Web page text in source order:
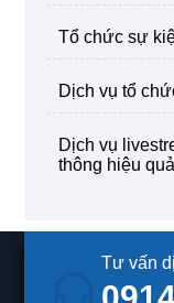
tổ chức sự
dịch vụ tổ
dịch vụ livestream sự kiện - giải pháp truyền
thông hiệu
Tư vấn